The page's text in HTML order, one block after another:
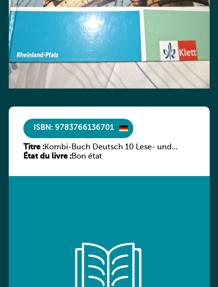
ISBN: 9783766136701
Titre :Kombi-Buch Deutsch 10 Lese- und
Sprachbuch
État du livre :Bon état